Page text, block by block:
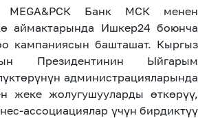
MEGA&РСК Банк МСК менен
аймактарында Ишкер24 боюнча
кампаниясын башташат. Кыргыз
Президентинин Ыйгарым
администрацияларында
жеке жолугушууларды өткөрүү,
ассоциациялар үчүн бирдиктүү